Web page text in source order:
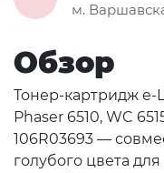
м.
Обзор
Тонер-картридж e-
Phaser 6510, WC
106R03693 —
голубого цвета